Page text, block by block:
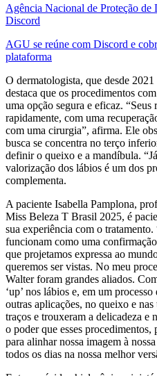
Agência Nacional de Proteção de
Discord
AGU se reúne com Discord e
plataforma
O dermatologista, que desde 2021
destaca que os procedimentos
uma opção segura e eficaz. “Seus
rapidamente, com uma
com uma cirurgia”, afirma. Ele
busca se concentra no terço
definir o queixo e a mandíbula.
valorização dos lábios é um dos
complementa.
A paciente Isabella Pamplona,
Miss Beleza T Brasil 2025, é
sua experiência com o
funcionam como uma
que projetamos expressa ao
queremos ser vistas. No meu
Walter foram grandes aliados.
‘up’ nos lábios e, em um
outras aplicações, no queixo e
traços e trouxeram a delicadeza e
o poder que esses
para alinhar nossa imagem à
todos os dias na nossa melhor